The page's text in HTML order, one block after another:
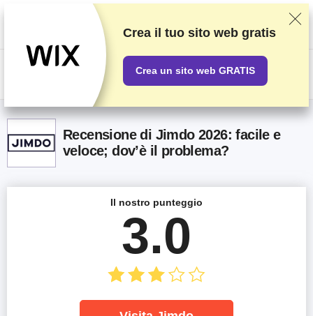
Classifichiamo i fornitori in base a test e ricerche rigorosi, ma teniamo
anche in considerazione la tua opinione e i nostri accordi commerciali con
gli stessi fornitori. Questa pagina contiene link di affiliazione.Informativa
US$
Recensione di Jimdo 2026: facile e
veloce; dov’è il problema?
Il nostro punteggio
3.0
Crea il tuo sito web gratis
Crea un sito web GRATIS